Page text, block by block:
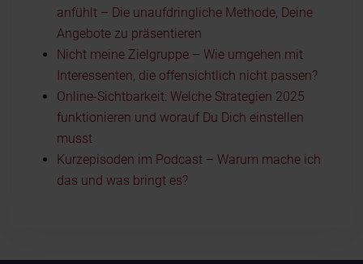
anfühlt – Die unaufdringliche Methode, Deine
Angebote zu präsentieren
Nicht meine Zielgruppe – Wie umgehen mit
Interessenten, die offensichtlich nicht passen?
Online-Sichtbarkeit: Welche Strategien 2025
funktionieren und worauf Du Dich einstellen
musst
Kurzepisoden im Podcast – Warum mache ich
das und was bringt es?